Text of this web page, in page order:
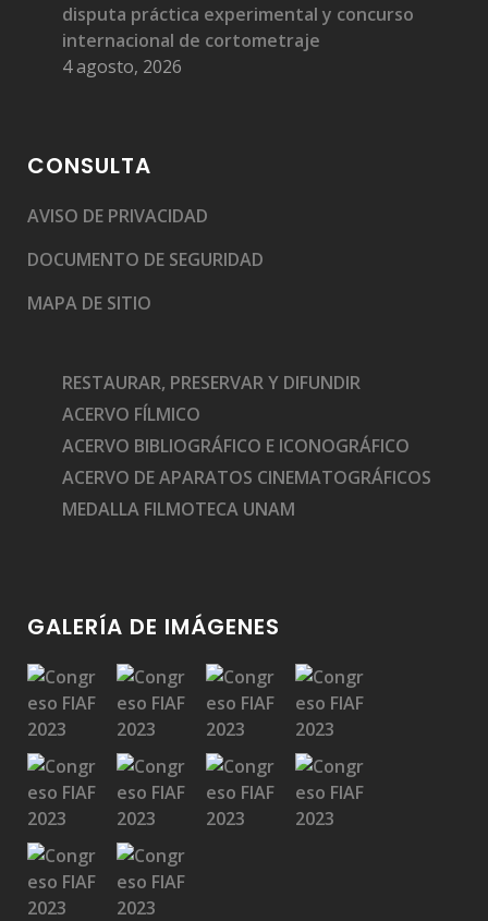
disputa práctica experimental y concurso
internacional de cortometraje
4 agosto, 2026
CONSULTA
AVISO DE PRIVACIDAD
DOCUMENTO DE SEGURIDAD
MAPA DE SITIO
RESTAURAR, PRESERVAR Y DIFUNDIR
ACERVO FÍLMICO
ACERVO BIBLIOGRÁFICO E ICONOGRÁFICO
ACERVO DE APARATOS CINEMATOGRÁFICOS
MEDALLA FILMOTECA UNAM
GALERÍA DE IMÁGENES